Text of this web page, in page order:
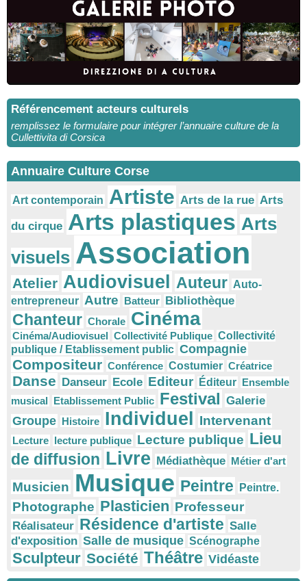
Référencement acteurs culturels
remplissez le formulaire pour intégrer l’annuaire culture de la
Cullettivita di Corsica
Annuaire Culture Corse
Art contemporain Artiste Arts de la rue Arts
du cirque Arts plastiques Arts
visuels Association
Atelier Audiovisuel Auteur Auto-
entrepreneur Autre Batteur Bibliothèque
Chanteur Chorale Cinéma
Cinéma/Audiovisuel Collectivité Publique Collectivité
publique / Etablissement public Compagnie
Compositeur Conférence Costumier Créatrice
Danse Danseur Ecole Editeur Éditeur Ensemble
musical Etablissement Public Festival Galerie
Groupe Histoire Individuel Intervenant
Lecture lecture publique Lecture publique Lieu
de diffusion Livre Médiathèque Métier d'art
Musicien Musique Peintre Peintre.
Photographe Plasticien Professeur
Réalisateur Résidence d'artiste Salle
d'exposition Salle de musique Scénographe
Sculpteur Société Théâtre Vidéaste